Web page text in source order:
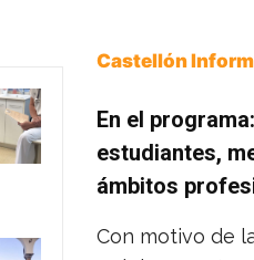
Castellón
En el
estudiantes,
ámbitos
Con motivo de